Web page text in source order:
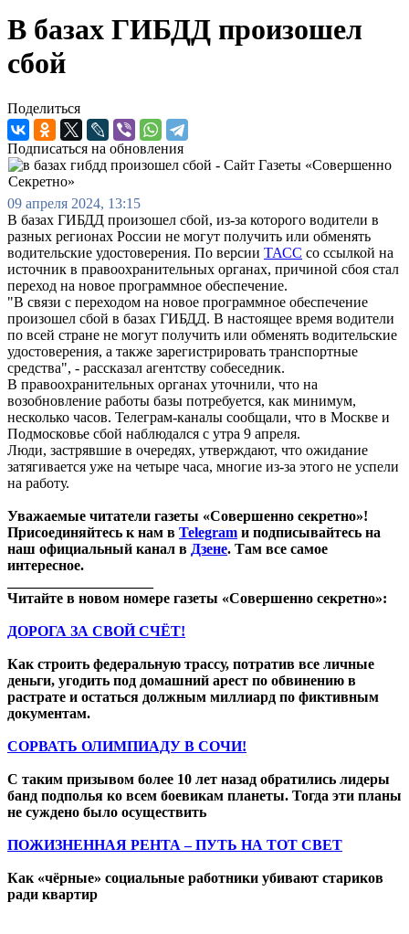
В базах ГИБДД произошел
сбой
Поделиться
Подписаться на обновления
09 апреля 2024, 13:15
В базах ГИБДД произошел сбой, из-за которого водители в
разных регионах России не могут получить или обменять
водительские удостоверения. По версии ТАСС со ссылкой на
источник в правоохранительных органах, причиной сбоя стал
переход на новое программное обеспечение.
"В связи с переходом на новое программное обеспечение
произошел сбой в базах ГИБДД. В настоящее время водители
по всей стране не могут получить или обменять водительские
удостоверения, а также зарегистрировать транспортные
средства", - рассказал агентству собеседник.
В правоохранительных органах уточнили, что на
возобновление работы базы потребуется, как минимум,
несколько часов. Телеграм-каналы сообщали, что в Москве и
Подмосковье сбой наблюдался с утра 9 апреля.
Люди, застрявшие в очередях, утверждают, что ожидание
затягивается уже на четыре часа, многие из-за этого не успели
на работу.
Уважаемые читатели газеты «Совершенно секретно»!
Присоединяйтесь к нам в Telegram и подписывайтесь на
наш официальный канал в Дзене. Там все самое
интересное.
Читайте в новом номере газеты «Совершенно секретно»:
ДОРОГА ЗА СВОЙ СЧЁТ!
Как строить федеральную трассу, потратив все личные
деньги, угодить под домашний арест по обвинению в
растрате и остаться должным миллиард по фиктивным
документам.
СОРВАТЬ ОЛИМПИАДУ В СОЧИ!
С таким призывом более 10 лет назад обратились лидеры
банд подполья ко всем боевикам планеты. Тогда эти планы
не суждено было осуществить
ПОЖИЗНЕННАЯ РЕНТА – ПУТЬ НА ТОТ СВЕТ
Как «чёрные» социальные работники убивают стариков
ради квартир